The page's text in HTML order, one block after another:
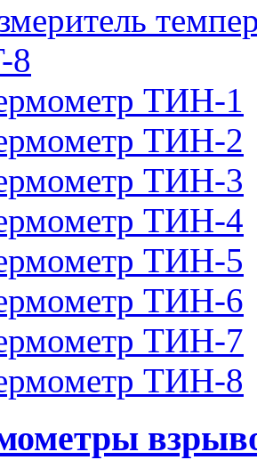
8
ТИН-1
ТИН-2
ТИН-3
ТИН-4
ТИН-5
ТИН-6
ТИН-7
ТИН-8